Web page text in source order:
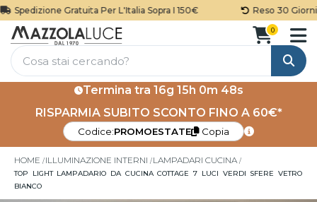
Spedizione Gratuita Per L'Italia Sopra I 150€ Reso 30 Giorni
Cerca
0
Termina tra 16g 15h 0m 48s
RISPARMIA SUBITO SCONTO FINO A 60€*
Codice:PROMOESTATE Copia
HOME ILLUMINAZIONE INTERNI LAMPADARI CUCINA
TOP LIGHT LAMPADARIO DA CUCINA COTTAGE 7 LUCI VERDI SFERE VETRO
BIANCO